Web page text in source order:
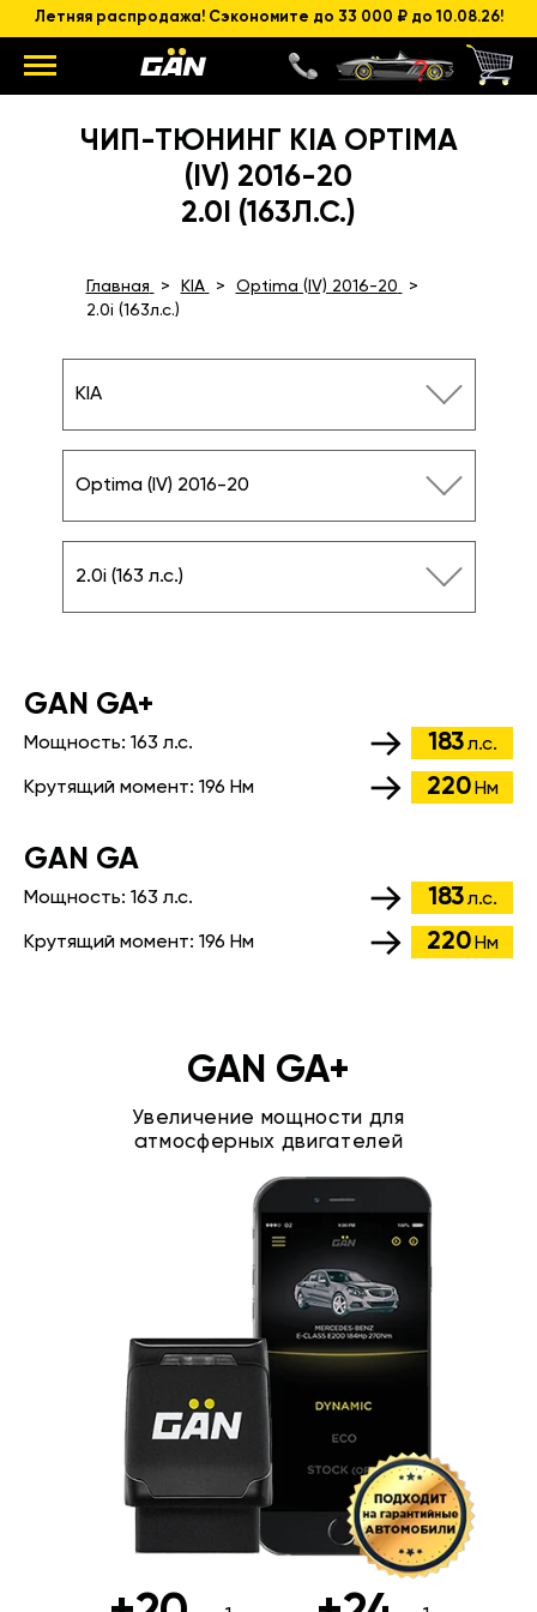
Летняя распродажа! Сэкономите до 33 000 ₽ до 10.08.26!
ЧИП-ТЮНИНГ KIA OPTIMA
(IV) 2016-20
2.0I (163Л.С.)
Главная KIA
Optima (IV) 2016-20
2.0i (163л.с.)
KIA
Optima (IV) 2016-20
2.0i (163 л.с.)
GАN GA+
Мощность: 163 л.с. 183 л.с.
Крутящий момент: 196 Нм 220 Нм
GАN GA
Мощность: 163 л.с. 183 л.с.
Крутящий момент: 196 Нм 220 Нм
GAN GA+
Увеличение мощности для
атмосферных двигателей